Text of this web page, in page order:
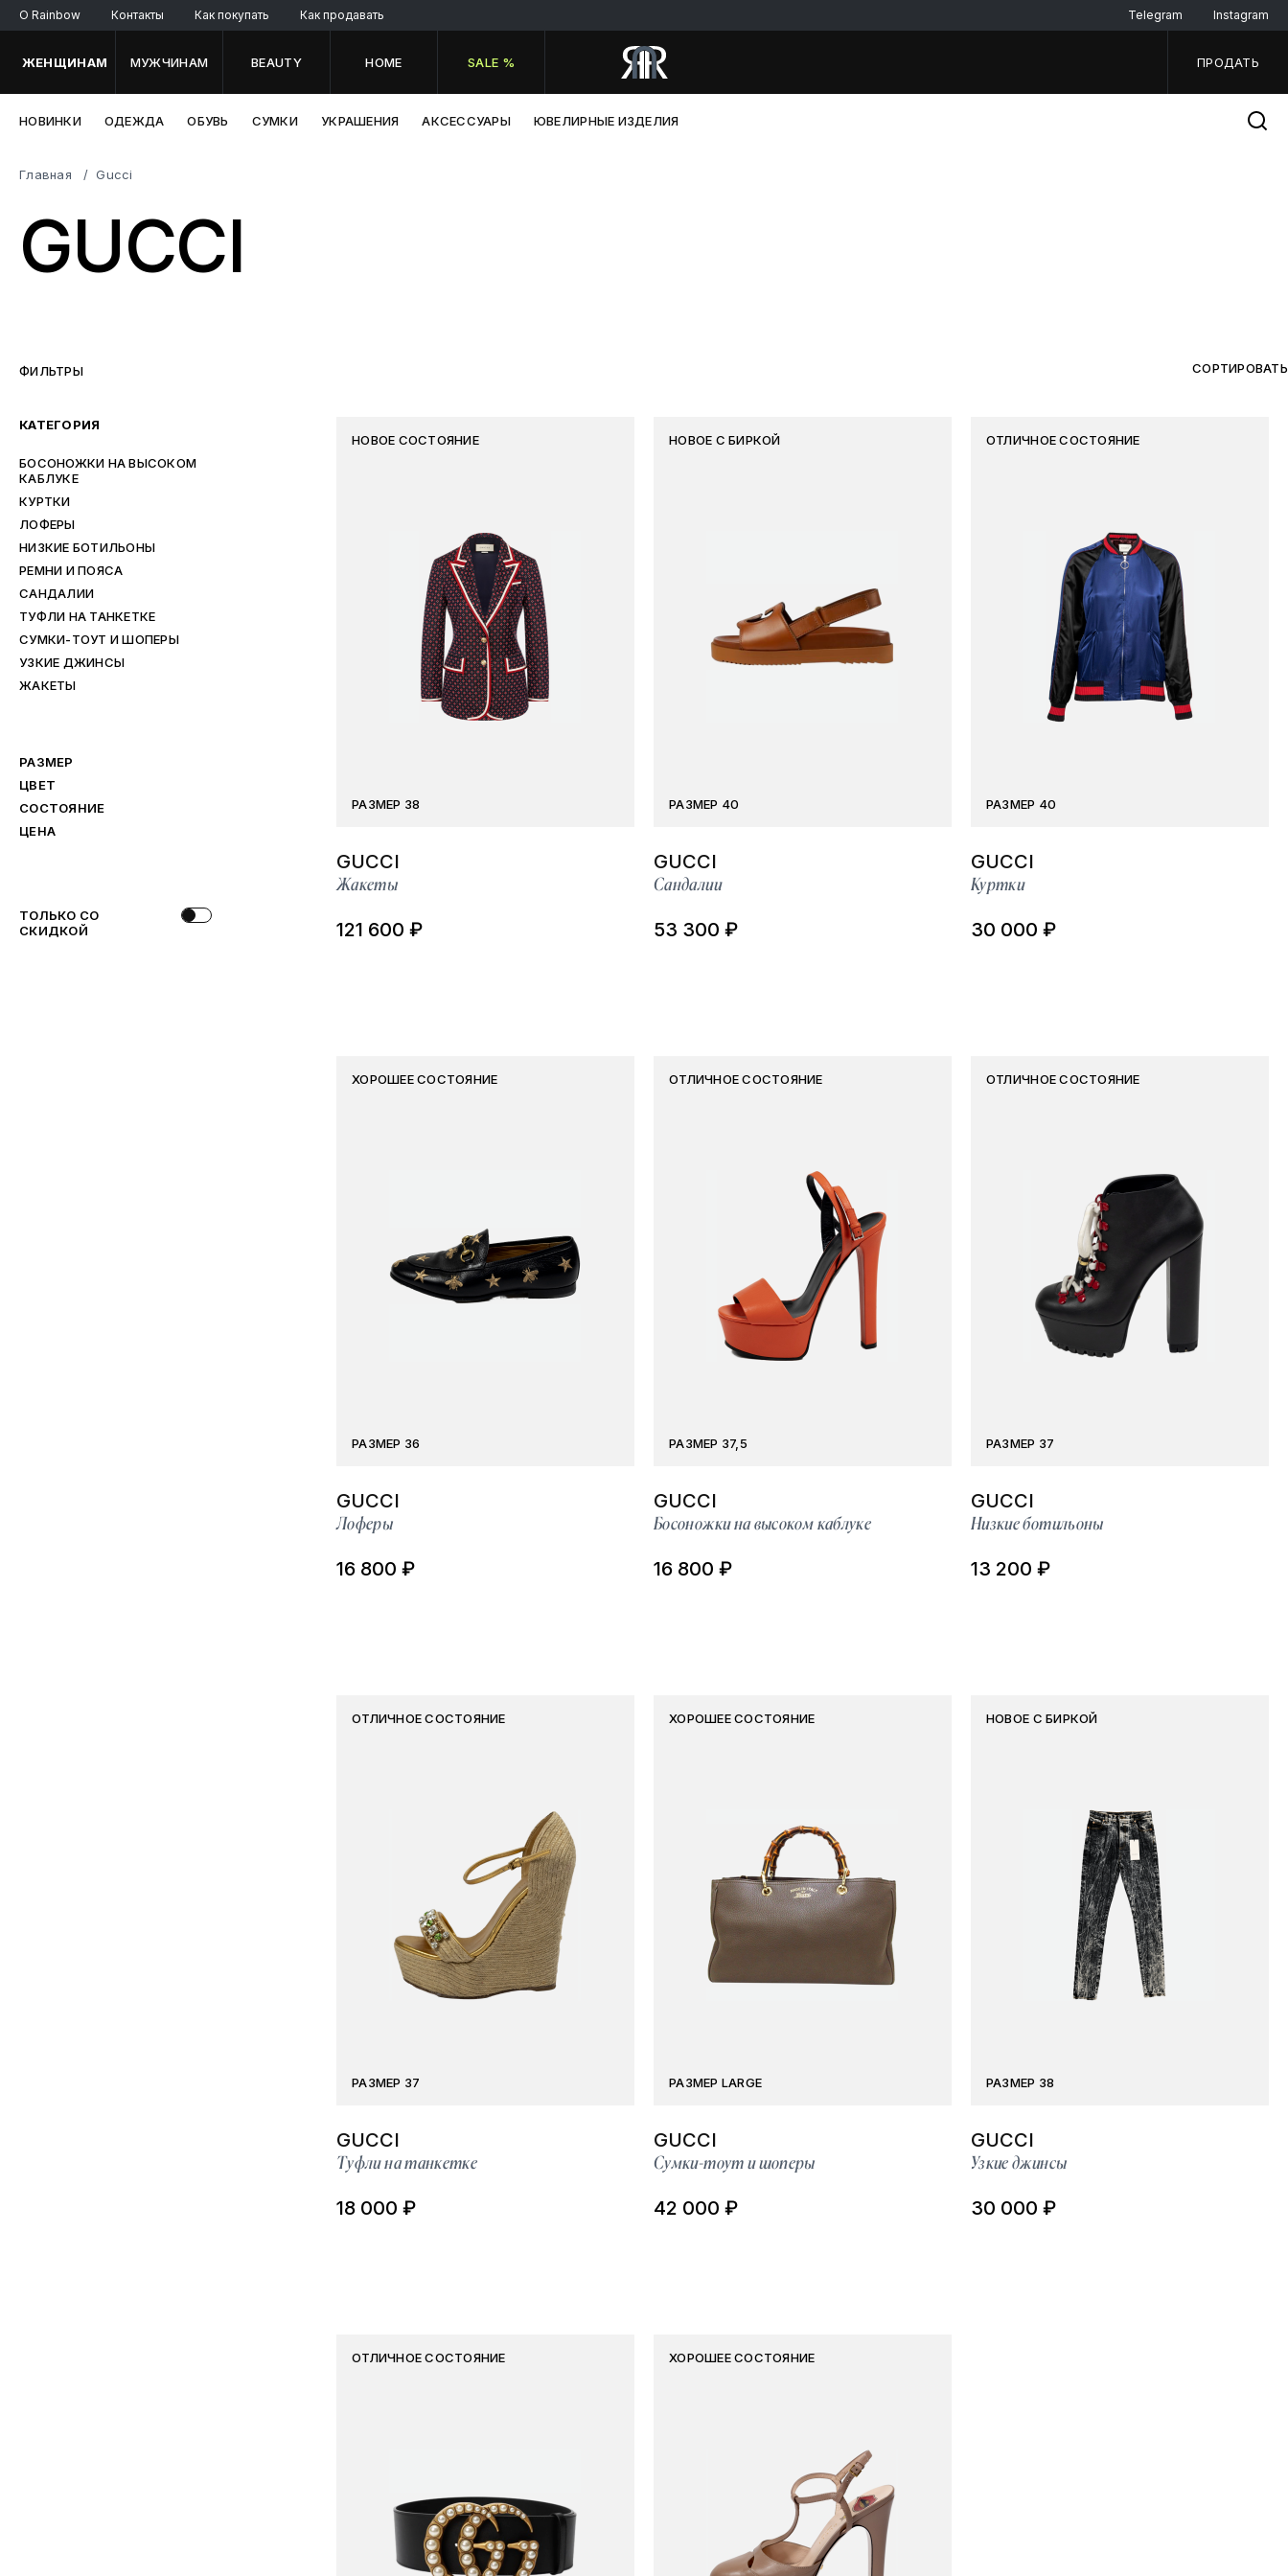
O Rainbow Контакты Как покупать Как продавать Telegram Instagram
ЖЕНЩИНАМ МУЖЧИНАМ BEAUTY HOME SALE % ПРОДАТЬ
НОВИНКИ ОДЕЖДА ОБУВЬ СУМКИ УКРАШЕНИЯ АКСЕССУАРЫ ЮВЕЛИРНЫЕ ИЗДЕЛИЯ
Главная Gucci
GUCCI
ФИЛЬТРЫ СОРТИРОВАТЬ
КАТЕГОРИЯ
БОСОНОЖКИ НА ВЫСОКОМ
КАБЛУКЕ
КУРТКИ
ЛОФЕРЫ
НИЗКИЕ БОТИЛЬОНЫ
РЕМНИ И ПОЯСА
САНДАЛИИ
ТУФЛИ НА ТАНКЕТКЕ
СУМКИ-ТОУТ И ШОПЕРЫ
УЗКИЕ ДЖИНСЫ
ЖАКЕТЫ
РАЗМЕР
ЦВЕТ
СОСТОЯНИЕ
ЦЕНА
ТОЛЬКО СО
СКИДКОЙ
НОВОЕ СОСТОЯНИЕ
РАЗМЕР 38
GUCCI
Жакеты
121 600 ₽
НОВОЕ С БИРКОЙ
РАЗМЕР 40
GUCCI
Сандалии
53 300 ₽
ОТЛИЧНОЕ СОСТОЯНИЕ
РАЗМЕР 40
GUCCI
Куртки
30 000 ₽
ХОРОШЕЕ СОСТОЯНИЕ
РАЗМЕР 36
GUCCI
Лоферы
16 800 ₽
ОТЛИЧНОЕ СОСТОЯНИЕ
РАЗМЕР 37,5
GUCCI
Босоножки на высоком каблуке
16 800 ₽
ОТЛИЧНОЕ СОСТОЯНИЕ
РАЗМЕР 37
GUCCI
Низкие ботильоны
13 200 ₽
ОТЛИЧНОЕ СОСТОЯНИЕ
РАЗМЕР 37
GUCCI
Туфли на танкетке
18 000 ₽
ХОРОШЕЕ СОСТОЯНИЕ
РАЗМЕР LARGE
GUCCI
Сумки-тоут и шоперы
42 000 ₽
НОВОЕ С БИРКОЙ
РАЗМЕР 38
GUCCI
Узкие джинсы
30 000 ₽
ОТЛИЧНОЕ СОСТОЯНИЕ ХОРОШЕЕ СОСТОЯНИЕ